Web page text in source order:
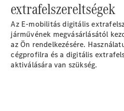
Összes
Buszlimuzin
extrafelszereltségek
Az E-mobilitás digitális
járművének megvásárlásától
az Ön rendelkezésére.
cégprofilra és a digitális
aktiválására van szükség.